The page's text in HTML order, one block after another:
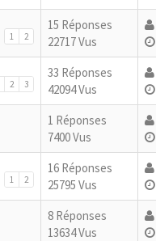
1 2
15 Réponses
22717 Vus
2 3
33 Réponses
42094 Vus
1 Réponses
7400 Vus
1 2
16 Réponses
25795 Vus
8 Réponses
13634 Vus